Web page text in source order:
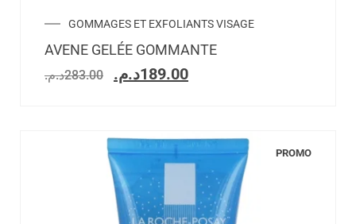
GOMMAGES ET EXFOLIANTS VISAGE
AVENE GELÉE GOMMANTE
283.00د.م. 189.00د.م.
PROMO